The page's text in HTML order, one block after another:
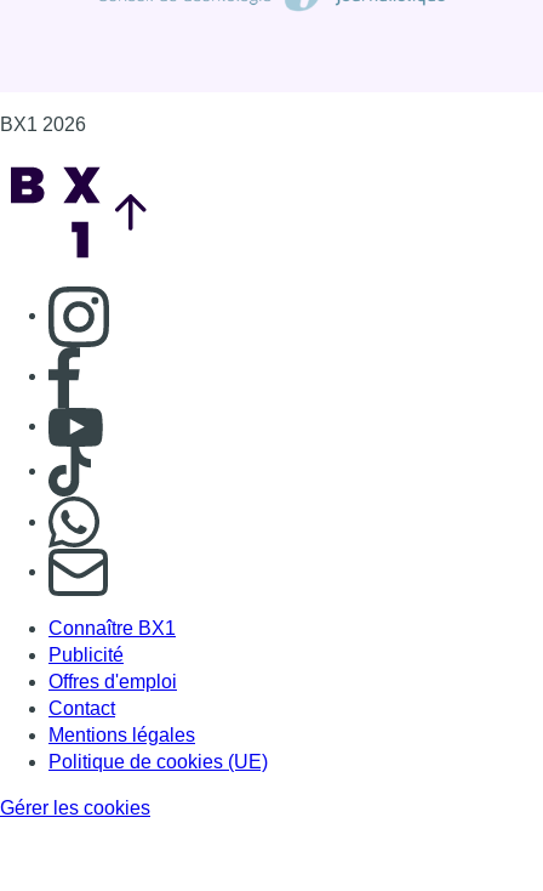
BX1 2026
Consulter page Instagram
Consulter page Facebook
Consulter Youtube
Consulter TikTok
S'abonner à notre newsletter
Connaître BX1
Publicité
Offres d'emploi
Contact
Mentions légales
Politique de cookies (UE)
Gérer les cookies